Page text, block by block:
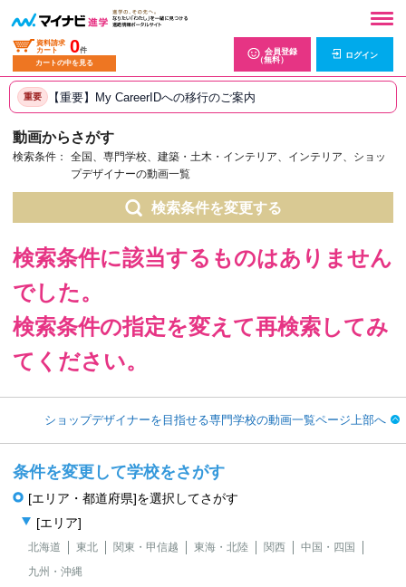
資料請求
カート
0件
カートの中を見る
会員登録
（無料）
ログイン
重要 【重要】My CareerIDへの移行のご案内
動画からさがす
検索条件：
全国、専門学校、建築・土木・インテリア、インテリア、ショッ
プデザイナーの動画一覧
検索条件を変更する
検索条件に該当するものはありません
でした。
検索条件の指定を変えて再検索してみ
てください。
ショップデザイナーを目指せる専門学校の動画一覧ページ上部へ
条件を変更して学校をさがす
[エリア・都道府県]を選択してさがす
[エリア]
北海道 東北 関東・甲信越 東海・北陸 関西
中国・四国
九州・沖縄